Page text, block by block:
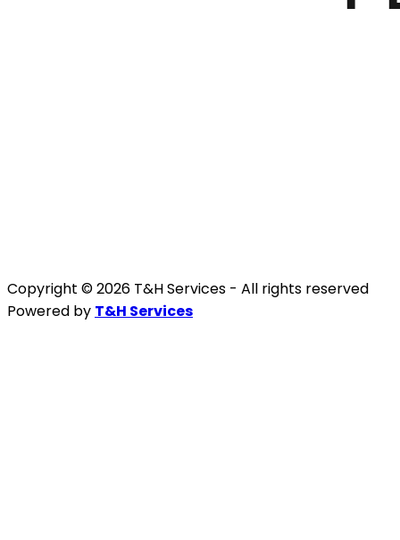
Copyright © 2026 T&H Services - All rights reserved
Powered by T&H Services